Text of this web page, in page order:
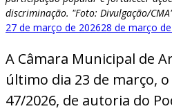
discriminação. "Foto: Divulgação/
27 de março de 202628 de março
A Câmara Municipal de
último dia 23 de março,
47/2026, de autoria do